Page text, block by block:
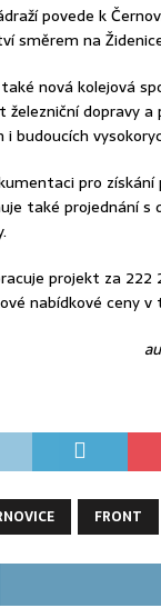
povede k
směrem na
nová kolejová
železniční dopravy
i budoucích
pro
také projednání
projekt za
nabídkové ceny v
FRONT